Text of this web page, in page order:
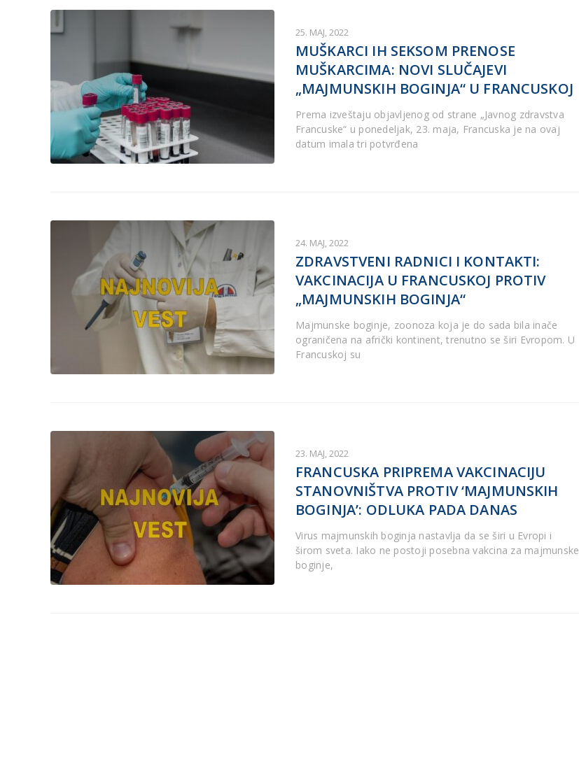
25. MAJ, 2022
MUŠKARCI IH SEKSOM PRENOSE
MUŠKARCIMA: NOVI SLUČAJEVI
„MAJMUNSKIH BOGINJA“ U FRANCUSKOJ
Prema izveštaju objavljenog od strane „Javnog zdravstva
Francuske“ u ponedeljak, 23. maja, Francuska je na ovaj
datum imala tri potvrđena
24. MAJ, 2022
ZDRAVSTVENI RADNICI I KONTAKTI:
VAKCINACIJA U FRANCUSKOJ PROTIV
„MAJMUNSKIH BOGINJA“
Majmunske boginje, zoonoza koja je do sada bila inače
ograničena na afrički kontinent, trenutno se širi Evropom. U
Francuskoj su
23. MAJ, 2022
FRANCUSKA PRIPREMA VAKCINACIJU
STANOVNIŠTVA PROTIV ‘MAJMUNSKIH
BOGINJA’: ODLUKA PADA DANAS
Virus majmunskih boginja nastavlja da se širi u Evropi i
širom sveta. Iako ne postoji posebna vakcina za majmunske
boginje,